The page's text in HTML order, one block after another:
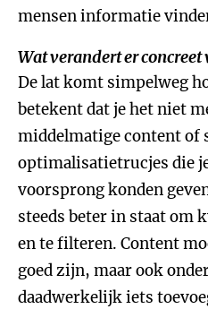
mensen informatie
Wat verandert er
De lat komt simpelweg
betekent dat je het niet
middelmatige content of
optimalisatietrucjes die
voorsprong konden
steeds beter in staat om
en te filteren. Content
goed zijn, maar ook
daadwerkelijk iets